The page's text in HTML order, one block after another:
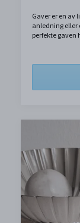
Gaver er en av
anledning eller
perfekte gaven